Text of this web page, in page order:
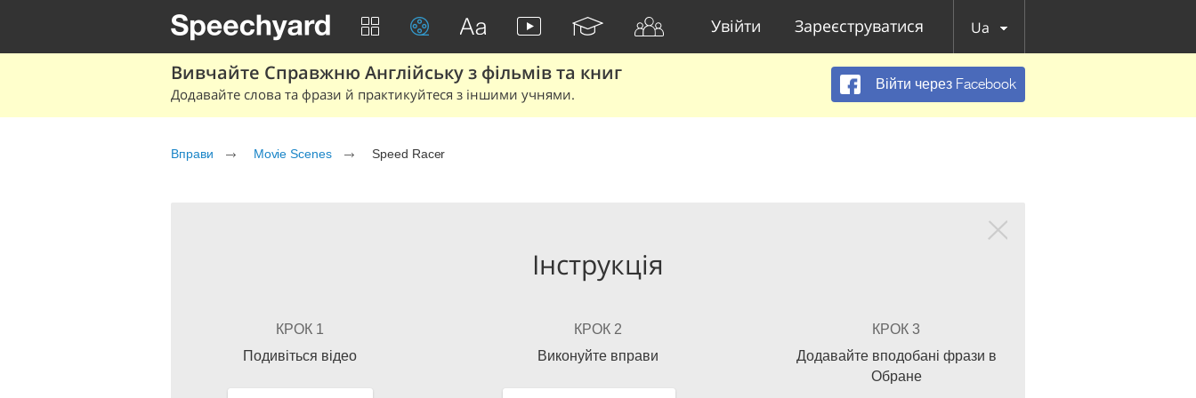
Увійти Зареєструватися Ua
Вивчайте Справжню Англійську з фільмів та книг
Додавайте слова та фрази й практикуйтеся з іншими учнями.
Війти через Facebook
Вправи Movie Scenes Speed Racer
Інструкція
КРОК 1
Подивіться відео
КРОК 2
Виконуйте вправи
КРОК 3
Додавайте вподобані фрази в
Обране